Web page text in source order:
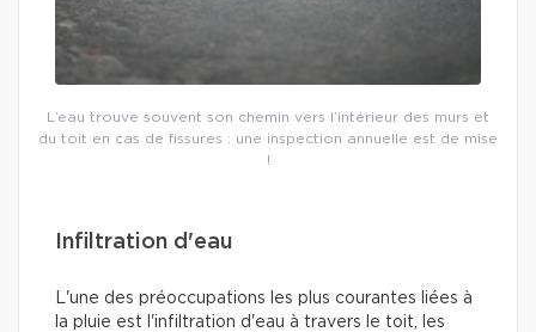
L’eau trouve souvent son chemin vers l’intérieur des murs et
du toit en cas de fissures : une inspection annuelle est de mise
!
Infiltration d'eau
L'une des préoccupations les plus courantes liées à
la pluie est l'infiltration d'eau à travers le toit, les